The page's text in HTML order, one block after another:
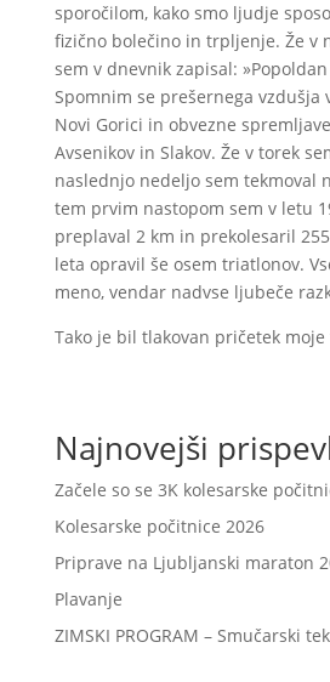
sporočilom, kako smo ljudje
fizično bolečino in trpljenje. Že v
sem v dnevnik zapisal:
Spomnim se prešernega vzdušja
Novi Gorici in obvezne
Avsenikov in Slakov. Že v torek
naslednjo nedeljo sem tekmoval
tem prvim nastopom sem v letu
preplaval 2 km in prekolesaril
leta opravil še osem triatlonov.
meno, vendar nadvse ljubeče
Tako je bil tlakovan pričetek
Najnovejši
Začele so se 3K kolesarske
Kolesarske počitnice 2026
Priprave na Ljubljanski maraton
Plavanje
ZIMSKI PROGRAM – Smučarski tek